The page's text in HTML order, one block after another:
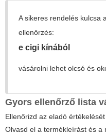
A sikeres rendelés kulcsa
ellenőrzés:
e cigi kínából
vásárolni lehet olcsó és
Gyors ellenőrző lista
Ellenőrizd az eladó
Olvasd el a termékleírást és a